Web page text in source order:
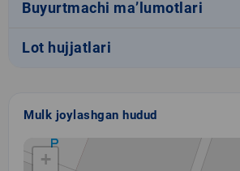
Buyurtmachi ma’lumotlari
Lot hujjatlari
Mulk joylashgan hudud
+